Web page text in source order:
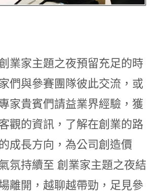
業家主題之夜預留充足的時
們與參賽團隊彼此交流，或
家貴賓們請益業界經驗，獲
觀的資訊，了解在創業的路
成長方向，為公司創造價
氛持續至 創業家主題之夜結
離開，越聊越帶勁，足見參